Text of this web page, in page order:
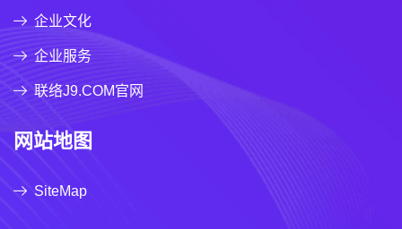
企业文化
企业服务
联络J9.COM官网
网站地图
SiteMap